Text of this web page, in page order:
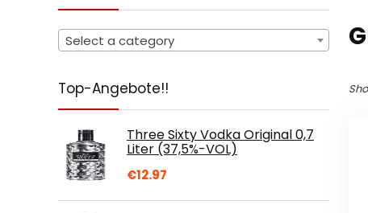
Select a category
Top-Angebote!!
Three Sixty Vodka Original 0,7
Liter (37,5%-VOL)
€12.97